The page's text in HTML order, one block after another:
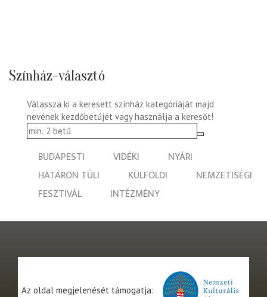
Színház-választó
Válassza ki a keresett színház kategóriáját majd
nevének kezdőbetűjét vagy használja a keresőt!
BUDAPESTI VIDÉKI
NYÁRI
HATÁRON TÚLI
KÜLFÖLDI
NEMZETISÉGI
FESZTIVÁL
INTÉZMÉNY
Az oldal megjelenését támogatja: